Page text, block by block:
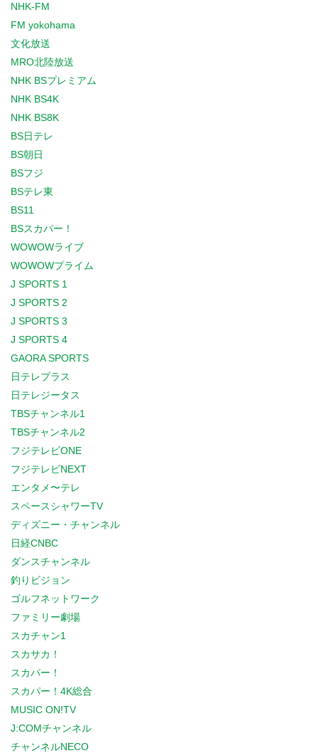
NHK-FM
FM yokohama
文化放送
MRO北陸放送
NHK BSプレミアム
NHK BS4K
NHK BS8K
BS日テレ
BS朝日
BSフジ
BSテレ東
BS11
BSスカパー！
WOWOWライブ
WOWOWプライム
J SPORTS 1
J SPORTS 2
J SPORTS 3
J SPORTS 4
GAORA SPORTS
日テレプラス
日テレジータス
TBSチャンネル1
TBSチャンネル2
フジテレビONE
フジテレビNEXT
エンタメ〜テレ
スペースシャワーTV
ディズニー・チャンネル
日経CNBC
ダンスチャンネル
釣りビジョン
ゴルフネットワーク
ファミリー劇場
スカチャン1
スカサカ！
スカパー！
スカパー！4K総合
MUSIC ON!TV
J:COMチャンネル
チャンネルNECO